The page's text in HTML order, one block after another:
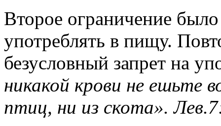
Второе ограничение
употреблять в пищу.
безусловный запрет на
никакой крови не ешьте
птиц, ни из скота».